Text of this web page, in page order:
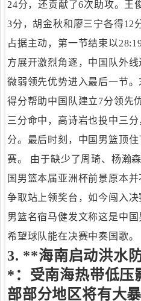
24分，还贡献了6次助攻。王
3分，胡金秋和廖三宁各得12
占据主动，第一节结束以
方展开激烈角逐，中国队外
微弱领先优势进入最后一节
得分帮助中国队建立7分领先
三分命中，高诗岩也投中三
分。最后时刻，中国男篮顶
赛。 由于缺少了周琦、杨瀚
国男篮本届亚洲杯前景原本
争取站上领奖台，如今闯入
男篮名宿马健发文称这是中国
希望球队能在决赛中奏国歌。
3. **海南启动洪水
*：受南海热带低压
部部分地区将有大